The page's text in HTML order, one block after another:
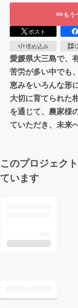
もう
ポスト
埋め込み
愛媛県大三島で、
苦労が多い中でも
恵みをいろんな形
大切に育てられた
を通じて、農家様
ていただき、未来
このプロジェク
ています